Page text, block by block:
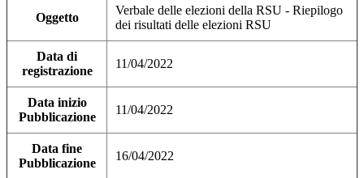
Oggetto
Verbale delle elezioni della RSU - Riepilogo
dei risultati delle elezioni RSU
Data di
registrazione
11/04/2022
Data inizio
Pubblicazione
11/04/2022
Data fine
Pubblicazione
16/04/2022